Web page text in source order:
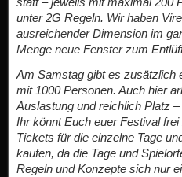
unter 2G Regeln. Wir haben
ausreichender Dimension im
Menge neue Fenster zum
Am Samstag gibt es zusätzlich
mit 1000 Personen. Auch hier
Auslastung und reichlich Platz
Ihr könnt Euch euer Festival
Tickets für die einzelne Tage
kaufen, da die Tage und
Regeln und Konzepte sich nur